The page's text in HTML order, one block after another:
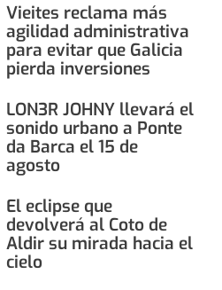
Vieites reclama más
agilidad administrativa
para evitar que Galicia
pierda inversiones
LON3R JOHNY llevará el
sonido urbano a Ponte
da Barca el 15 de
agosto
El eclipse que
devolverá al Coto de
Aldir su mirada hacia el
cielo